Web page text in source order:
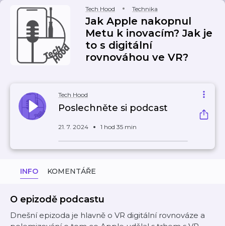
Tech Hood Technika
Jak Apple nakopnul
Metu k inovacím? Jak je
to s digitální
rovnováhou ve VR?
Tech Hood
Poslechněte si podcast
21. 7. 2024 1 hod 35 min
INFO KOMENTÁŘE
O epizodě podcastu
Dnešní epizoda je hlavně o VR digitální rovnováze a